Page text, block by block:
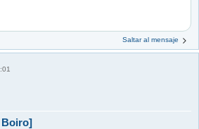
Saltar al mensaje
Boiro]